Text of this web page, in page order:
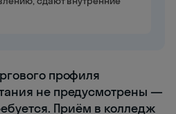
профиля
не предусмотрены —
Приём в колледж